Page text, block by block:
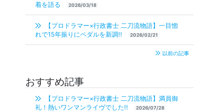
着を語る
2026/03/18
【プロドラマー×行政書士 二刀流物語】一目惚
れで15年振りにペダルを新調!!
2026/02/21
以前の記事
おすすめ記事
【プロドラマー×行政書士 二刀流物語】満員御
礼！熱いワンマンライヴでした!!
2026/07/28